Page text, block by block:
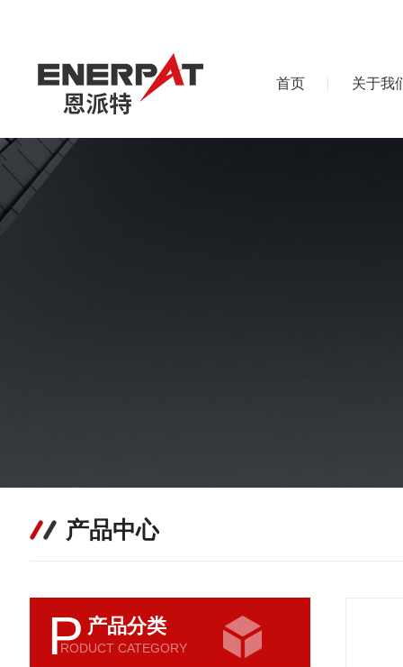
首页 关于我
产品中心
P 产品分类
RODUCT CATEGORY